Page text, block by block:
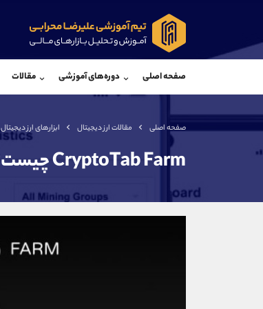
صفحه اصلی دوره‌های آموزشی مقالات
صفحه اصلی مقالات ارز دیجیتال ابزارهای ارز دیجیتال
CryptoTab Farm چیست؟
@Armteam_admin_33
داخلی 118
تلفن